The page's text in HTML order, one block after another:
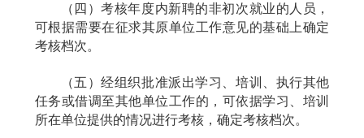
（四）考核年度内新聘的非初次就业的人员，
可根据需要在征求其原单位工作意见的基础上确定
考核档次。
（五）经组织批准派出学习、培训、执行其他
任务或借调至其他单位工作的，可依据学习、培训
所在单位提供的情况进行考核，确定考核档次。